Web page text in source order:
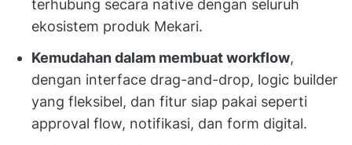
terhubung secara native dengan seluruh
ekosistem produk Mekari.
Kemudahan dalam membuat workflow,
dengan interface drag-and-drop, logic builder
yang fleksibel, dan fitur siap pakai seperti
approval flow, notifikasi, dan form digital.